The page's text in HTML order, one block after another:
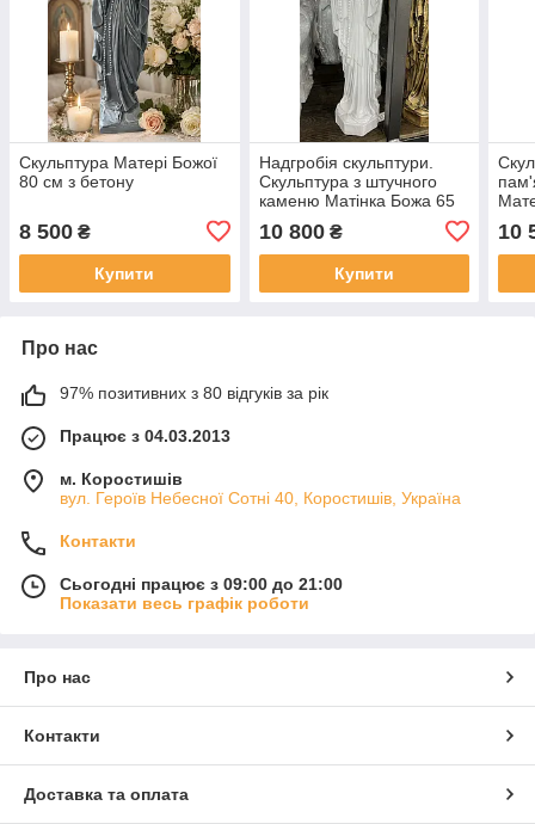
Скульптура Матері Божої
80 см з бетону
8 500 ₴
Купити
Надгробія скульптури.
Скульптура з штучного
каменю Матінка Божа 65
10 800₴
Купити
10
Про нас
97% позитивних з 80 відгуків за рік
Працює з 04.03.2013
м. Коростишів
вул. Героїв Небесної Сотні 40, Коростишів, Україна
Контакти
Сьогодні працює з 09:00 до 21:00
Показати весь графік роботи
Про нас
Контакти
Доставка та оплата